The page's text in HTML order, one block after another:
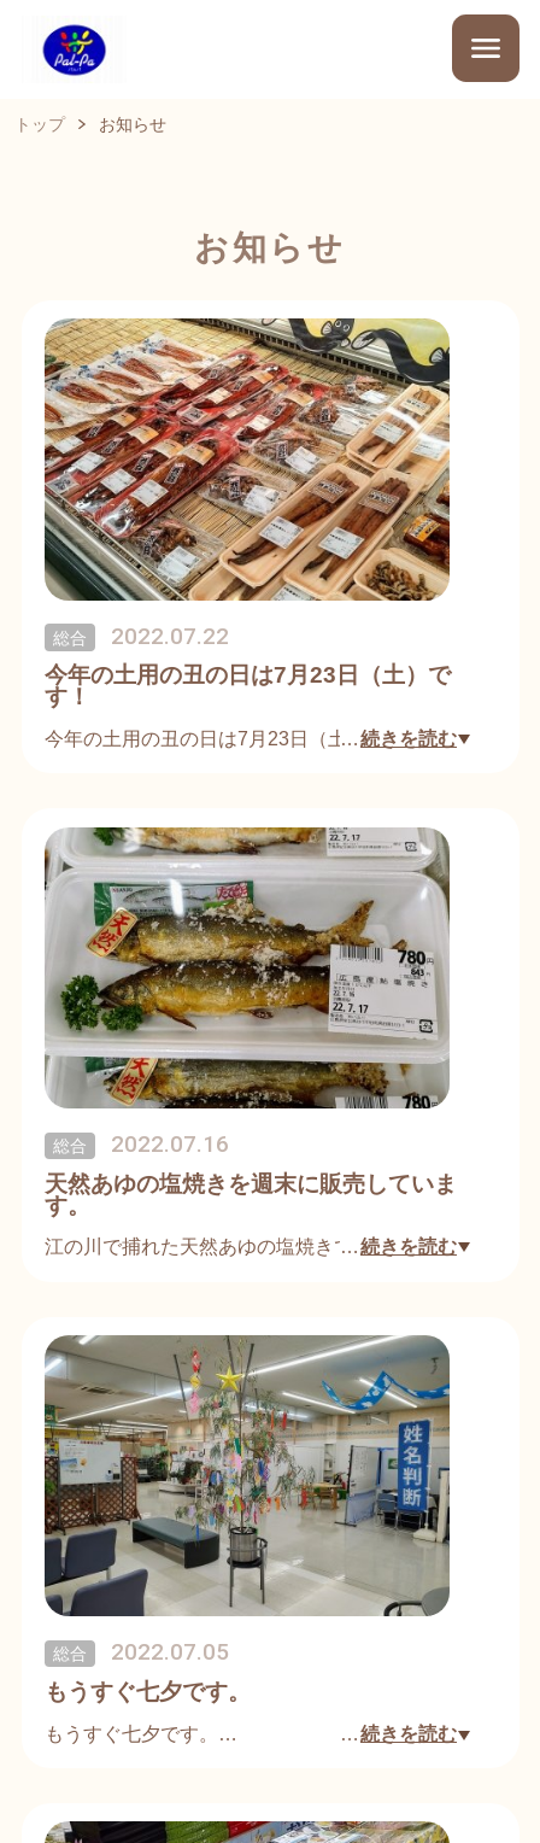
トップ お知らせ
お知らせ
総合 2022.07.22
今年の土用の丑の日は7月23日（土）で
す！
今年の土用の丑の日は7月23日（土）です。当店で
うなぎ、うな重、しじみ、土用餅など各種取り揃え
ております。
また、23日（土）は当店で生のうなぎを焼いて販売
いたします！
…続きを読む
総合 2022.07.16
天然あゆの塩焼きを週末に販売していま
す。
江の川で捕れた天然あゆの塩焼きです。
美味しいです。
先週も販売しましたが、お客様の反応も良いので週
末ごとに販売していきたいと考えています。
※江の川の三次地区で捕れた天然あゆです。当店か
らも近い場所です。
…続きを読む
総合 2022.07.05
もうすぐ七夕です。
もうすぐ七夕です。
さい。
…続きを読む